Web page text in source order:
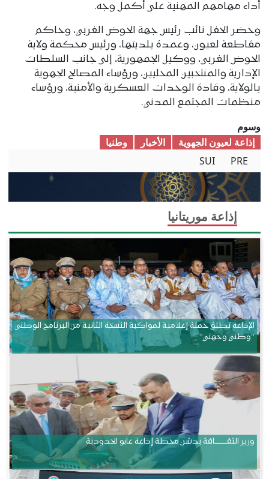
أداء مهامهم المهنية على أكمل وجه.
وحضر الحفل نائب رئيس جهة الحوض الغربي، وحاكم
مقاطعة لعيون، وعمدة بلديتها، ورئيس محكمة ولاية
الحوض الغربي، ووكيل الجمهورية، إلى جانب السلطات
الإدارية والمنتخبين المحليين، ورؤساء المصالح الجهوية
بالولاية، وقادة الوحدات العسكرية والأمنية، ورؤساء
منظمات المجتمع المدني.
وسوم
إذاعة لعيون الجهوية
الأخبار
وطنیا
PRE
SUI
إذاعة موريتانيا
الإذاعة تطلق حملة إعلامية لمواكبة النسخة الثانية من البرنامج الوطني
“وطني وجهتي”
وزير الثقــــــــــافة يدشن محطة إذاعة غابو الحدودية